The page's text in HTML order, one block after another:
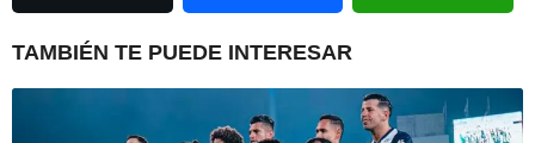
t
i
TAMBIÉN TE PUEDE INTERESAR